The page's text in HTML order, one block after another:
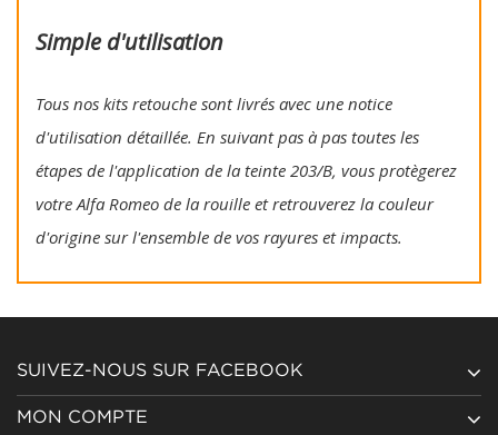
Simple d'utilisation
Tous nos kits retouche sont livrés avec une notice
d'utilisation détaillée. En suivant pas à pas toutes les
étapes de l'application de la teinte 203/B, vous protègerez
votre Alfa Romeo de la rouille et retrouverez la couleur
d'origine sur l'ensemble de vos rayures et impacts.
SUIVEZ-NOUS SUR FACEBOOK
MON COMPTE